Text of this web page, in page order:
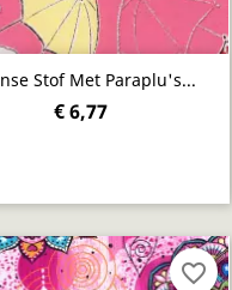
Stof Met Paraplu's...
€ 6,77
favorite_border